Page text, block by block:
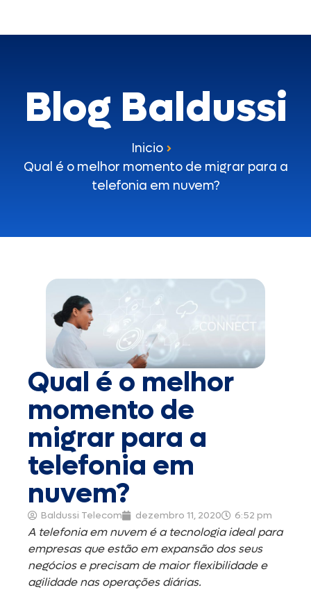
Blog Baldussi
Inicio
Qual é o melhor momento de migrar para a
telefonia em nuvem?
Qual é o melhor
momento de
migrar para a
telefonia em
nuvem?
Baldussi Telecom dezembro 11, 2020 6:52 pm
A telefonia em nuvem é a tecnologia ideal para
empresas que estão em expansão dos seus
negócios e precisam de maior flexibilidade e
agilidade nas operações diárias.